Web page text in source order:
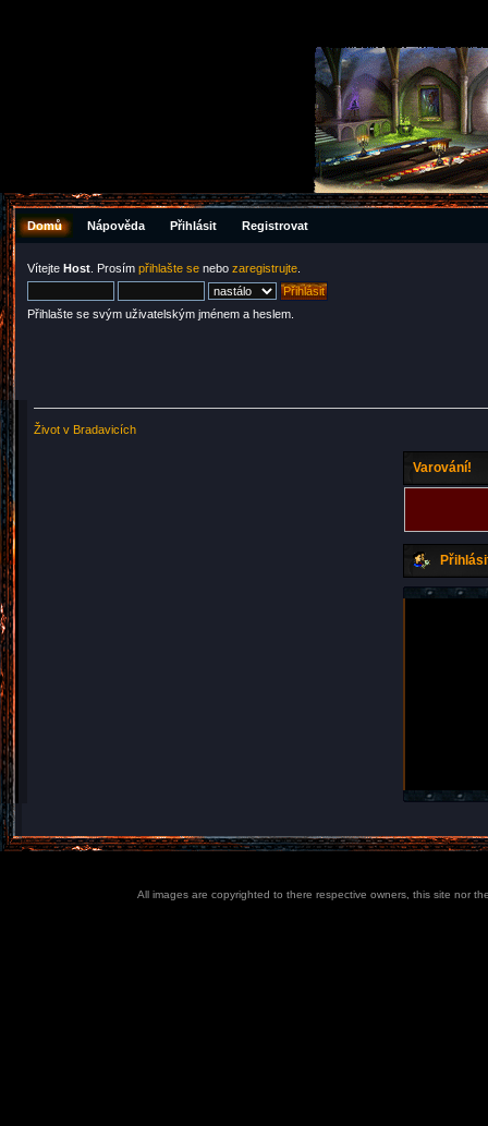
Domů Nápověda Přihlásit Registrovat
Vítejte Host . Prosím přihlašte se nebo zaregistrujte
Přihlašte se svým uživatelským jménem a heslem.
Život v Bradavicích
Varování!
All images are copyrighted to there respective owners, this site nor